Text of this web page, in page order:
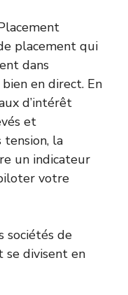
placement qui
dans
en direct. En
d’intérêt
et
tension, la
un indicateur
votre
sociétés de
se divisent en